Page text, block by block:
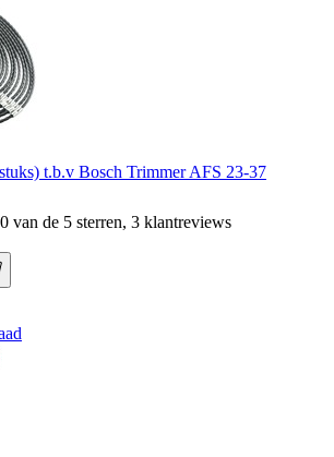
t.b.v Bosch Trimmer AFS 23-37
van de 5 sterren, 3 klantreviews